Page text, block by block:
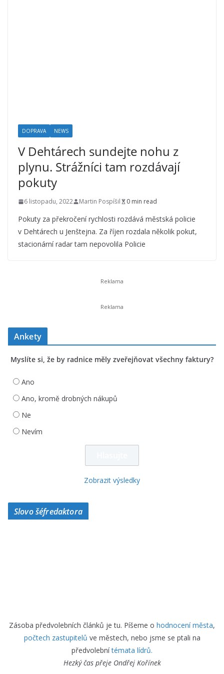
DOPRAVA NEWS
V Dehtárech sundejte nohu z
plynu. Strážníci tam rozdávají
pokuty
6 listopadu, 2022 Martin Pospíšil 0 min read
Pokuty za překročení rychlosti rozdává městská policie
v Dehtárech u Jenštejna. Za říjen rozdala několik pokut,
stacionární radar tam nepovolila Policie
Ankety
Myslíte si, že by radnice měly zveřejňovat všechny faktury?
Ano
Ano, kromě drobných nákupů
Ne
Nevím
Zobrazit výsledky
Slovo šéfredaktora
Zásoba předvolebních článků je tu. Píšeme o hodnocení města,
počtech zastupitelů ve městech, nebo jsme se ptali na
předvolebnítémata lídrů.
Hezký čas přeje Ondřej Kořínek